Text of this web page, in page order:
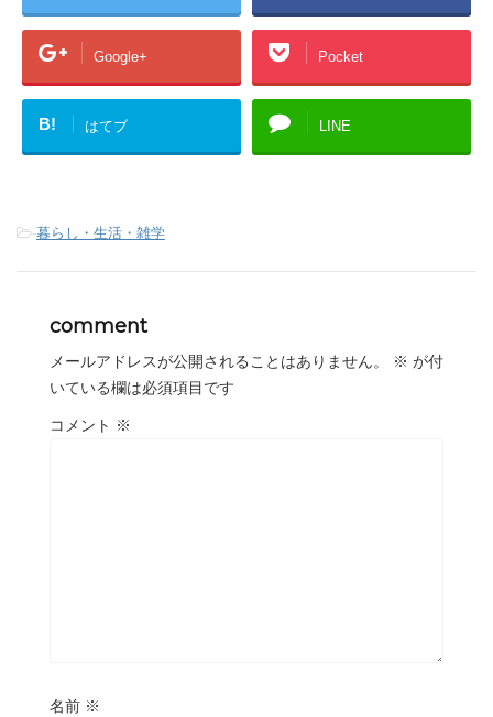
Google+ Pocket
B! はてブ LINE
-暮らし・生活・雑学
comment
メールアドレスが公開されることはありません。 ※ が付
いている欄は必須項目です
コメント ※
名前 ※